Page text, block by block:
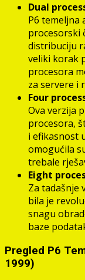
Dual
P6 temeljna
procesorski
distribuciju
veliki korak
procesora
za servere i
Four
Ova verzija
procesora,
i efikasnost
omogućila
trebale
Eight
Za tadašnje
bila je
snagu
baze
Pregled P6
1999)